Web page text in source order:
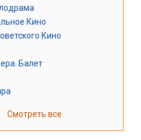
Кино
Кино
Балет
Смотреть все